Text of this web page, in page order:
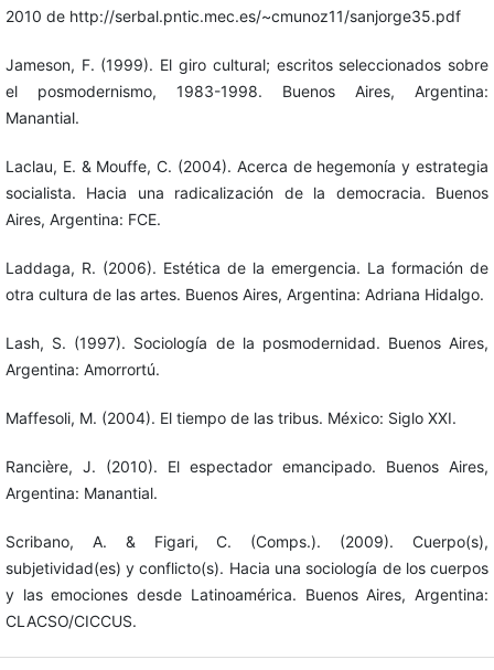
2010 de http://serbal.pntic.mec.es/~cmunoz11/sanjorge35.pdf
Jameson, F. (1999). El giro cultural; escritos seleccionados sobre
el posmodernismo, 1983-1998. Buenos Aires, Argentina:
Manantial.
Laclau, E. & Mouffe, C. (2004). Acerca de hegemonía y estrategia
socialista. Hacia una radicalización de la democracia. Buenos
Aires, Argentina: FCE.
Laddaga, R. (2006). Estética de la emergencia. La formación de
otra cultura de las artes. Buenos Aires, Argentina: Adriana Hidalgo.
Lash, S. (1997). Sociología de la posmodernidad. Buenos Aires,
Argentina: Amorrortú.
Maffesoli, M. (2004). El tiempo de las tribus. México: Siglo XXI.
Rancière, J. (2010). El espectador emancipado. Buenos Aires,
Argentina: Manantial.
Scribano, A. & Figari, C. (Comps.). (2009). Cuerpo(s),
subjetividad(es) y conflicto(s). Hacia una sociología de los cuerpos
y las emociones desde Latinoamérica. Buenos Aires, Argentina:
CLACSO/CICCUS.